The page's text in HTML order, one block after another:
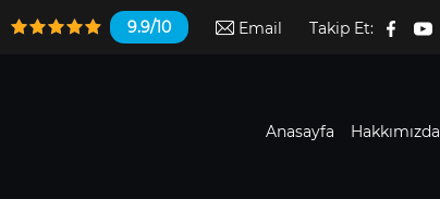
9.9/10 Email Takip Et:
Anasayfa Hakkımızda